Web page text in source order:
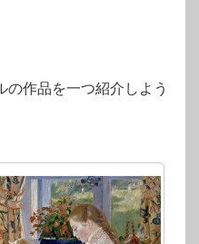
の作品を一つ紹介しよう